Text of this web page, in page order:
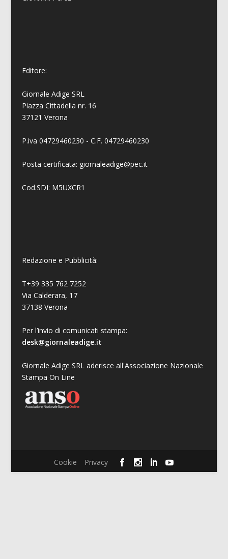
Editore:
Giornale Adige SRL
Piazza Cittadella nr. 16
37121 Verona
P.iva 04729460230 - C.F. 04729460230
Posta certificata: giornaleadige@pec.it
Cod.SDI: M5UXCR1
Redazione e Pubblicità:
T+39 335 762 7252
Via Calderara, 17
37138 Verona
Per l’invio di comunicati stampa:
desk@giornaleadige.it
Giornale Adige SRL aderisce all'Associazione Nazionale
Stampa On Line
Cookie Privacy